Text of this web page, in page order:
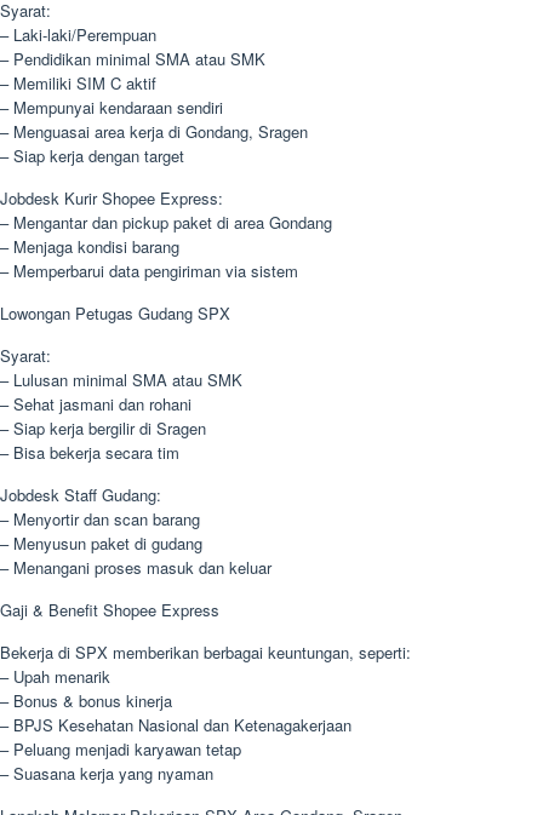
Syarat:
– Laki-laki/Perempuan
– Pendidikan minimal SMA atau SMK
– Memiliki SIM C aktif
– Mempunyai kendaraan sendiri
– Menguasai area kerja di Gondang, Sragen
– Siap kerja dengan target
Jobdesk Kurir Shopee Express:
– Mengantar dan pickup paket di area Gondang
– Menjaga kondisi barang
– Memperbarui data pengiriman via sistem
Lowongan Petugas Gudang SPX
Syarat:
– Lulusan minimal SMA atau SMK
– Sehat jasmani dan rohani
– Siap kerja bergilir di Sragen
– Bisa bekerja secara tim
Jobdesk Staff Gudang:
– Menyortir dan scan barang
– Menyusun paket di gudang
– Menangani proses masuk dan keluar
Gaji & Benefit Shopee Express
Bekerja di SPX memberikan berbagai keuntungan, seperti:
– Upah menarik
– Bonus & bonus kinerja
– BPJS Kesehatan Nasional dan Ketenagakerjaan
– Peluang menjadi karyawan tetap
– Suasana kerja yang nyaman